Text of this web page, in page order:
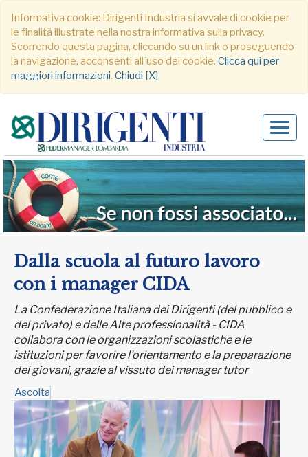
Informativa cookie: Dirigenti Industria si avvale di cookie per
le finalità illustrate nella nostra informativa sulla privacy.
Scorrendo questa pagina, cliccando su un link o proseguendo
la navigazione, acconsenti all´uso dei cookie. Clicca qui per
maggiori informazioni. Chiudi [X]
Dalla scuola al futuro lavoro
con i manager CIDA
La Confederazione Italiana dei Dirigenti (del pubblico e
del privato) e delle Alte professionalità - CIDA
collabora con le organizzazioni scolastiche e le
istituzioni per favorire l'orientamento e la preparazione
dei giovani, grazie al vissuto dei manager tutor
Ascolta